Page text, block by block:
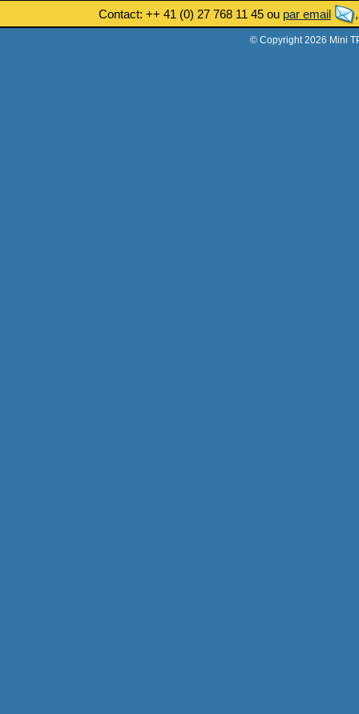
Contact: ++ 41 (0) 27 768 11 45 ou par email
© Copyright 2026 Mini